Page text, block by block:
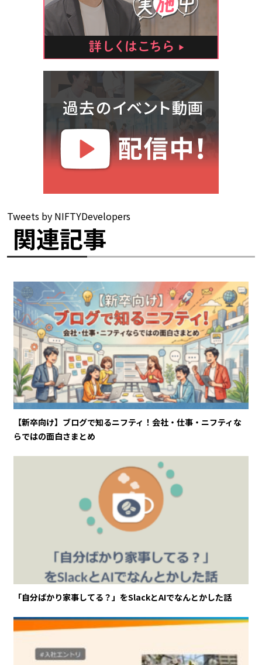
Tweets by NIFTYDevelopers
関連記事
【新卒向け】ブログで知るニフティ！会社・仕事・ニフティな
らではの面白さまとめ
「自分ばかり家事してる？」をSlackとAIでなんとかした話